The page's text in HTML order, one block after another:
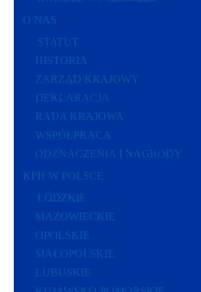
O NAS
STATUT
HISTORIA
ZARZĄD KRAJOWY
DEKLARACJA
RADA KRAJOWA
WSPÓŁPRACA
ODZNACZENIA I NAGRODY
KPH W POLSCE
ŁÓDZKIE
MAZOWIECKIE
OPOLSKIE
MAŁOPOLSKIE
LUBUSKIE